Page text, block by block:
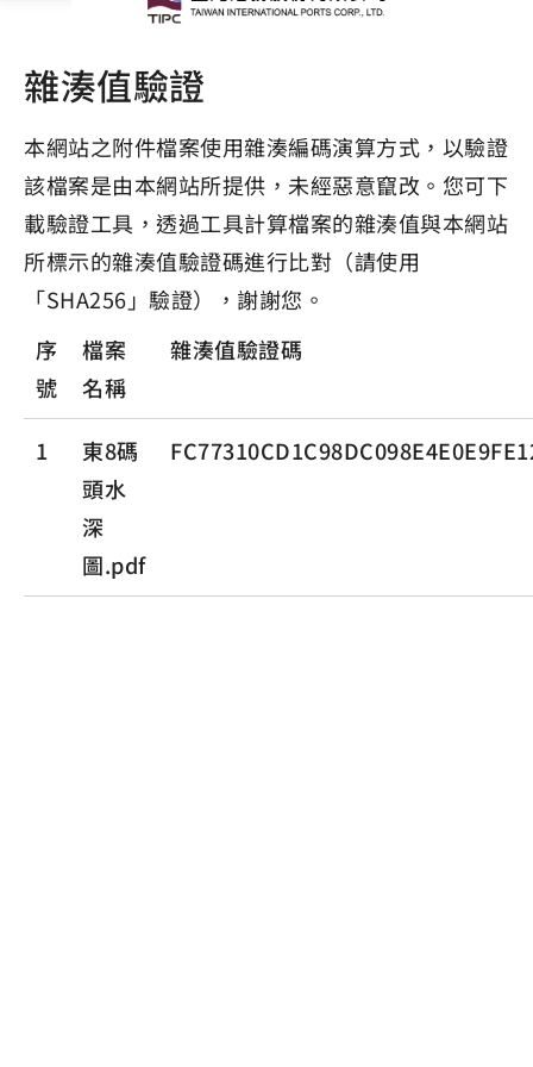
雜湊值驗證
本網站之附件檔案使用雜湊編碼演算方式，以驗證
該檔案是由本網站所提供，未經惡意竄改。您可下
載驗證工具，透過工具計算檔案的雜湊值與本網站
所標示的雜湊值驗證碼進行比對（請使用
「SHA256」驗證），謝謝您。
序
號
檔案
名稱
雜湊值驗證碼
1
東8碼
頭水
深
圖.pdf